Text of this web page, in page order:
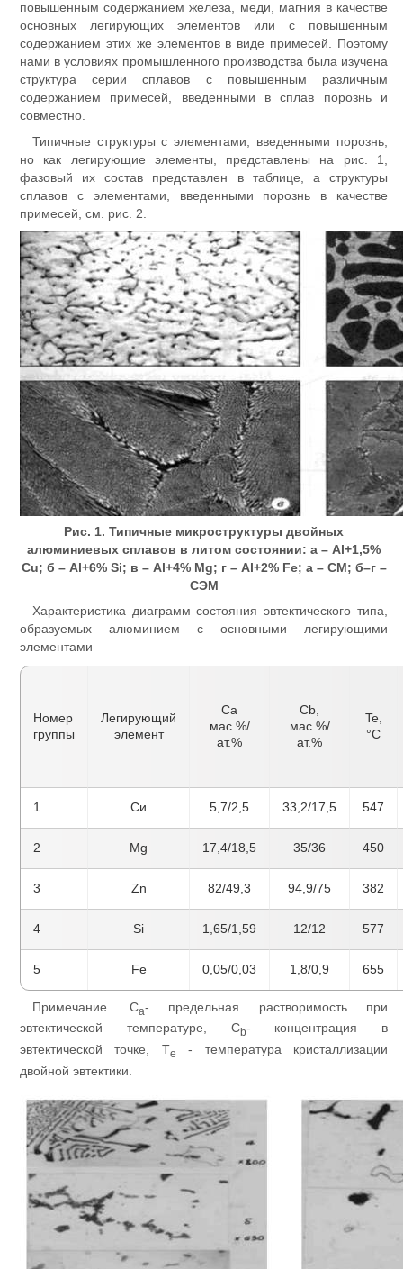
повышенным содержанием железа, меди, магния в качестве
основных легирующих элементов или с повышенным
содержанием этих же элементов в виде примесей. Поэтому
нами в условиях промышленного производства была изучена
структура серии сплавов с повышенным различным
содержанием примесей, введенными в сплав порознь и
совместно.
Типичные структуры с элементами, введенными порознь,
но как легирующие элементы, представлены на рис. 1,
фазовый их состав представлен в таблице, а структуры
сплавов с элементами, введенными порознь в качестве
примесей, см. рис. 2.
Рис. 1. Типичные микроструктуры двойных
алюминиевых сплавов в литом состоянии: а – Al+1,5%
Cu; б – Al+6% Si; в – Al+4% Mg; г – Al+2% Fe; а – СМ; б–г –
СЭМ
Характеристика диаграмм состояния эвтектического типа,
образуемых алюминием с основными легирующими
элементами
Номер
группы
Легирующий
элемент
Ca
мас.%/
ат.%
Cb,
мас.%/
ат.%
Te,
°С
1 Си 5,7/2,5 33,2/17,5 547
2 Mg 17,4/18,5 35/36 450
3 Zn 82/49,3 94,9/75 382
4 Si 1,65/1,59 12/12 577
5 Fe 0,05/0,03 1,8/0,9 655
Примечание. Ca- предельная растворимость при
эвтектической температуре, Cb- концентрация в
эвтектической точке, Te
- температура кристаллизации
двойной эвтектики.